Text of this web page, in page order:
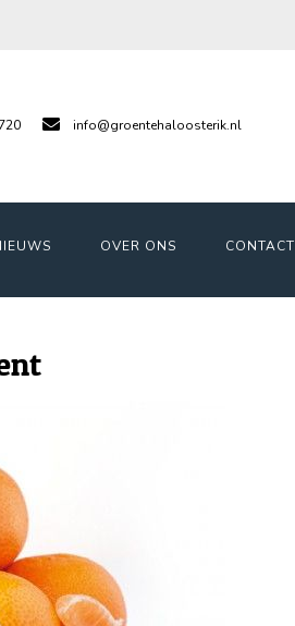
info@groentehaloosterik.nl
OVER ONS CONTACT